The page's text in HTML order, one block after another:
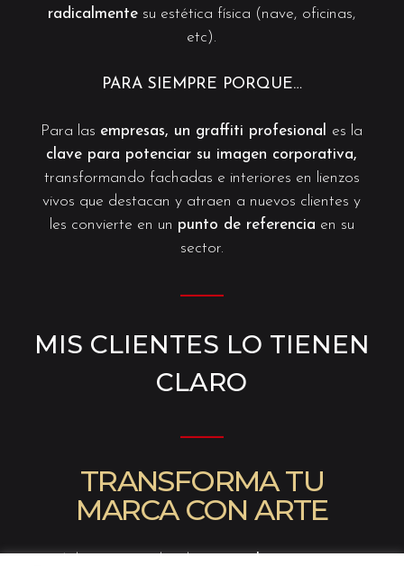
radicalmentesu estética física (nave, oficinas,
etc).
PARA SIEMPRE PORQUE…
Para las empresas, un graffiti profesional es la
clave para potenciar su imagen corporativa,
transformando fachadas e interiores en lienzos
vivos que destacan y atraen a nuevos clientes y
les convierte en un punto de referencia en su
sector.
———
MIS CLIENTES LO TIENEN
CLARO
———
TRANSFORMA TU
MARCA CON ARTE